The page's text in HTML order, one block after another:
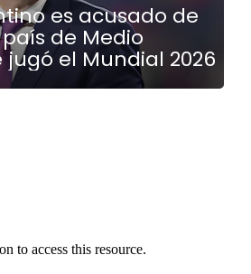
es acusado de
país de Medio
el Mundial 2026